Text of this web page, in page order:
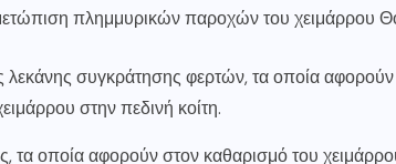
πλημμυρικών παροχών του χειμάρρου
συγκράτησης φερτών, τα οποία
στην πεδινή κοίτη.
τα οποία αφορούν στον καθαρισμό του